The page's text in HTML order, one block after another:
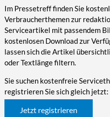
Im Pressetreff finden Sie
Verbraucherthemen zur
Serviceartikel mit passendem
kostenlosen Download zur
lassen sich die Artikel
oder Textlänge filtern.
Sie suchen kostenfreie
registrieren Sie sich gleich jetzt:
Jetzt registrieren